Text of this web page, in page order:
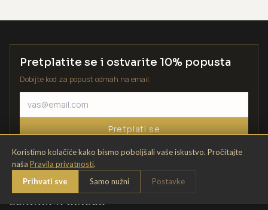
Koristimo kolačiće kako bismo poboljšali vaše iskustvo. Pročitajte
naša Pravila privatnosti.
Prihvati sve
Samo nužni Postavke
Pretplatite se i ostvarite 10% popusta
Dobijte kod za popust odmah na email.
Pretplati se